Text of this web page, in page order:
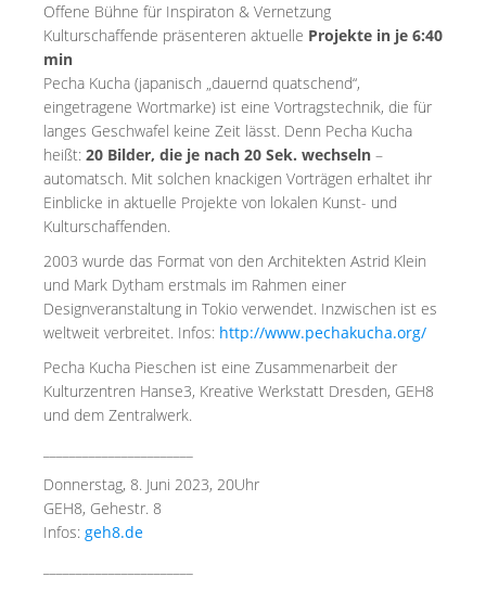
Offene Bühne für Inspiraton & Vernetzung
Kulturschaffende präsenteren aktuelle Projekte in je 6:40
min
Pecha Kucha (japanisch „dauernd quatschend“,
eingetragene Wortmarke) ist eine Vortragstechnik, die für
langes Geschwafel keine Zeit lässt. Denn Pecha Kucha
heißt: 20 Bilder, die je nach 20 Sek. wechseln –
automatsch. Mit solchen knackigen Vorträgen erhaltet ihr
Einblicke in aktuelle Projekte von lokalen Kunst- und
Kulturschaffenden.
2003 wurde das Format von den Architekten Astrid Klein
und Mark Dytham erstmals im Rahmen einer
Designveranstaltung in Tokio verwendet. Inzwischen ist es
weltweit verbreitet. Infos: http://www.pechakucha.org/
Pecha Kucha Pieschen ist eine Zusammenarbeit der
Kulturzentren Hanse3, Kreative Werkstatt Dresden, GEH8
und dem Zentralwerk.
Donnerstag, 8. Juni 2023, 20Uhr
GEH8, Gehestr. 8
Infos: geh8.de